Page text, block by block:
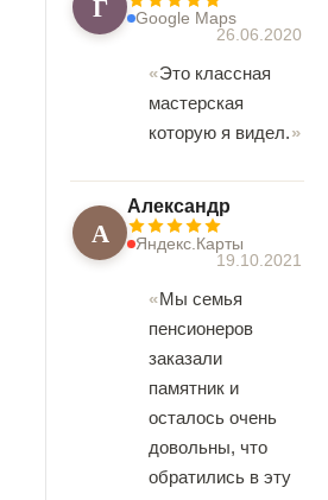
Google Maps
26.06.2020
Это классная
мастерская
которую я видел.
А
Александр
Яндекс.Карты
19.10.2021
Мы семья
пенсионеров
заказали
памятник и
осталось очень
довольны, что
обратились в эту